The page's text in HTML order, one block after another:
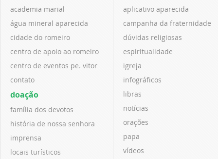
academia marial
água mineral aparecida
cidade do romeiro
centro de apoio ao romeiro
centro de eventos pe. vitor
contato
doação
família dos devotos
história de nossa senhora
imprensa
locais turísticos
aplicativo aparecida
campanha da fraternidade
dúvidas religiosas
espiritualidade
igreja
infográficos
libras
notícias
orações
papa
vídeos